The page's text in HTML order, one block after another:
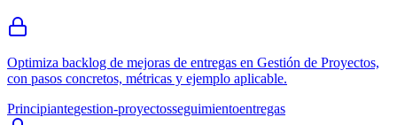
Optimiza backlog de mejoras de entregas en Gestión de Proyectos,
con pasos concretos, métricas y ejemplo aplicable.
Principiantegestion-proyectosseguimientoentregas